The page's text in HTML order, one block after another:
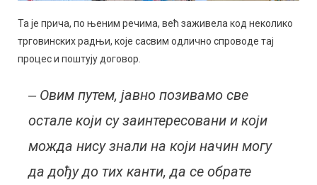
Та је прича, по њеним речима, већ заживела код неколико
трговинских радњи, које сасвим одлично спроводе тај
процес и поштују договор.
‒ Овим путем, јавно позивамо све
остале који су заинтересовани и који
можда нису знали на који начин могу
да дођу до тих канти, да се обрате